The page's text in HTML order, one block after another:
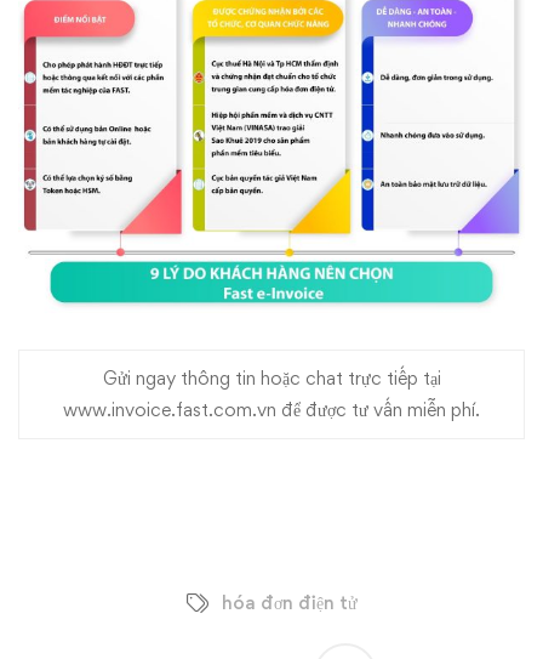
Gửi ngay thông tin hoặc chat trực tiếp tại
www.invoice.fast.com.vn để được tư vấn miễn phí.
hóa đơn điện tử